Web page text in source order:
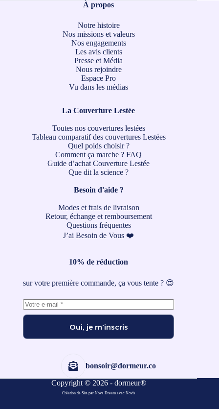
À propos
Notre histoire
Nos missions et valeurs
Nos engagements
Les avis clients
Presse et Média
Nous rejoindre
Espace Pro
Vu dans les médias
La Couverture Lestée
Toutes nos couvertures lestées
Tableau comparatif des couvertures Lestées
Quel poids choisir ?
Comment ça marche ? FAQ
Guide d’achat Couverture Lestée
Que dit la science ?
Besoin d'aide ?
Modes et frais de livraison
Retour, échange et remboursement
Questions fréquentes
J’ai Besoin de Vous ❤️
10% de réduction
sur votre première commande, ça vous tente ? 😍
Oui, je m'inscris
bonsoir@dormeur.co
Copyright © 2026 - dormeur®
Création de Site par Nova Dream avecNovis